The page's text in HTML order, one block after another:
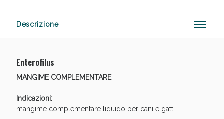
Descrizione
Enterofilus
MANGIME COMPLEMENTARE
Indicazioni:
mangime complementare liquido per cani e gatti.